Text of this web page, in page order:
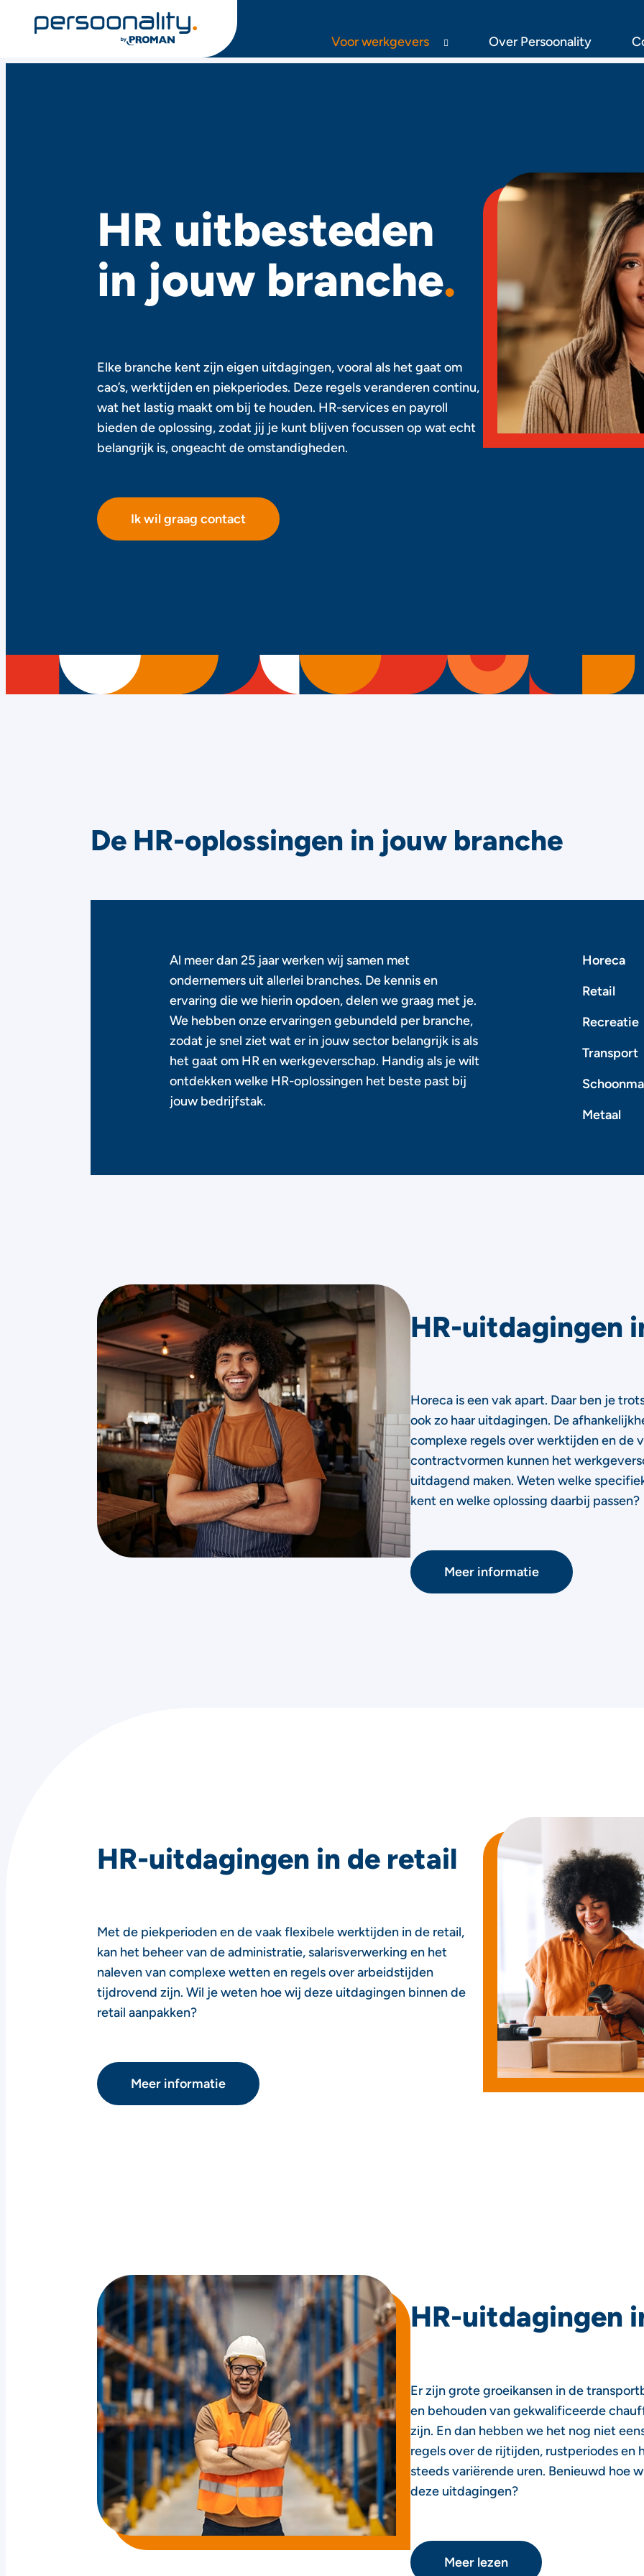
Voor werkgevers Over Persoonality
HR uitbesteden
in jouw branche.
Elke branche kent zijn eigen uitdagingen, vooral als het gaat om
cao’s, werktijden en piekperiodes. Deze regels veranderen continu,
wat het lastig maakt om bij te houden. HR-services en payroll
bieden de oplossing, zodat jij je kunt blijven focussen op wat echt
belangrijk is, ongeacht de omstandigheden.
Ik wil graag contact
De HR-oplossingen in jouw branche
Al meer dan 25 jaar werken wij samen met
ondernemers uit allerlei branches. De kennis en
ervaring die we hierin opdoen, delen we graag met je.
We hebben onze ervaringen gebundeld per branche,
zodat je snel ziet wat er in jouw sector belangrijk is als
het gaat om HR en werkgeverschap. Handig als je wilt
ontdekken welke HR-oplossingen het beste past bij
jouw bedrijfstak.
Horeca
Retail
Recreatie
Transport
Metaal
HR-uitdagingen
Horeca is een vak apart. Daar ben je
ook zo haar uitdagingen. De
complexe regels over werktijden en de
contractvormen kunnen het
uitdagend maken. Weten welke
kent en welke oplossing daarbij passen?
Meer informatie
HR-uitdagingen in de retail
Met de piekperioden en de vaak flexibele werktijden in de retail,
kan het beheer van de administratie, salarisverwerking en het
naleven van complexe wetten en regels over arbeidstijden
tijdrovend zijn. Wil je weten hoe wij deze uitdagingen binnen de
retail aanpakken?
Meer informatie
HR-uitdagingen
Er zijn grote groeikansen in de
en behouden van gekwalificeerde
zijn. En dan hebben we het nog niet
regels over de rijtijden, rustperiodes en
steeds variërende uren. Benieuwd hoe
deze uitdagingen?
Meer lezen